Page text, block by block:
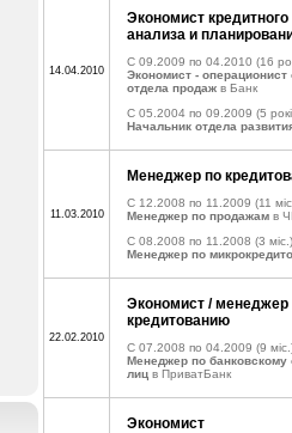
14.04.2010
Экономист
анализа и
C 09.2009 по 04.2010 (16
Экономист - операционист
отдела продаж в Банк
C 05.2004 по 09.2009 (5
Начальник отдела
11.03.2010
Менеджер по
C 12.2008 по 11.2009 (11
Менеджер по продажам в
C 08.2008 по 11.2008 (3 міс.)
Менеджер по
22.02.2010
Экономист / менеджер
кредитованию
C 07.2008 по 04.2009 (9
Менеджер по
лиц в ПриватБанк
Экономист